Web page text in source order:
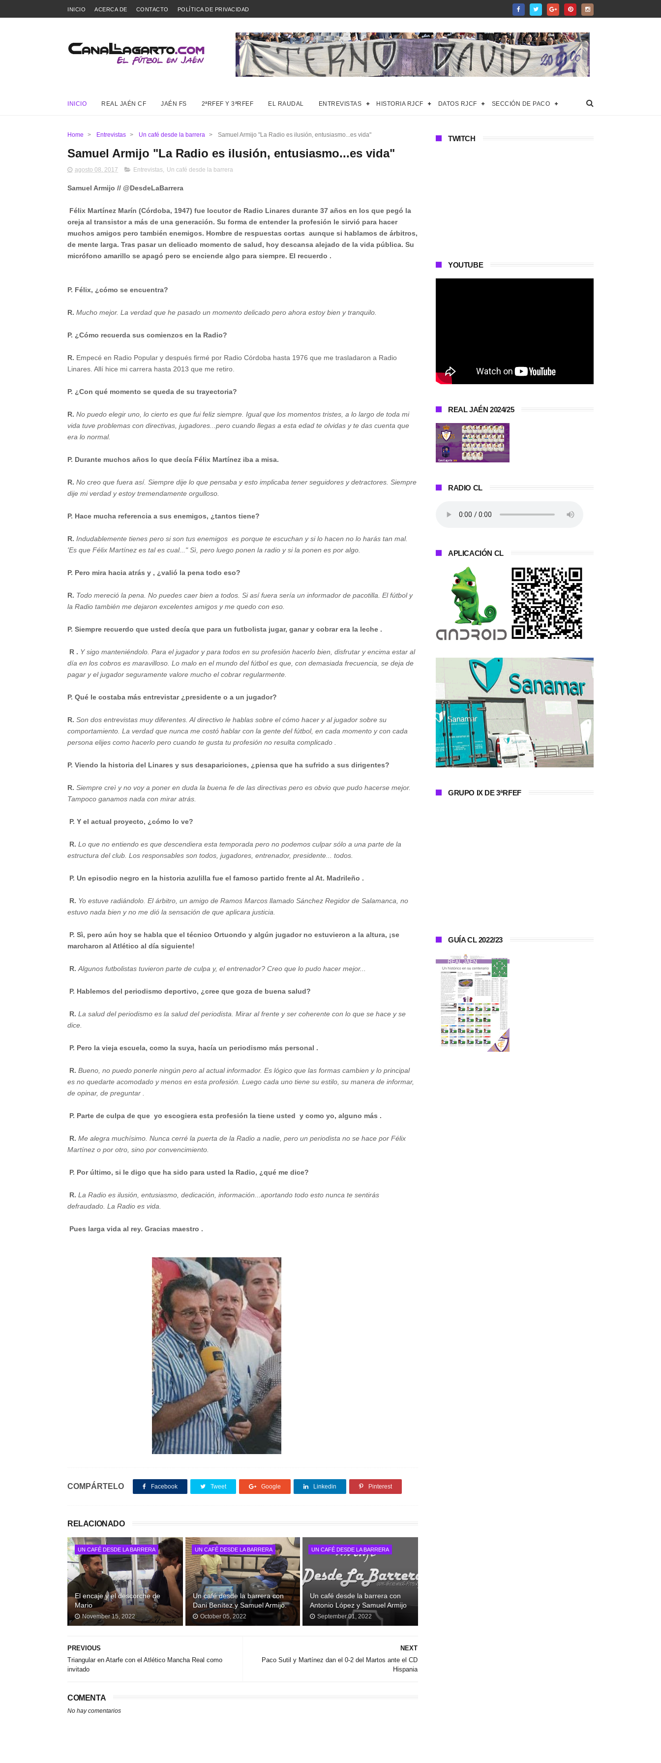
INICIO ACERCA DE CONTACTO POLÍTICA DE PRIVACIDAD
INICIO REAL JAÉN CF JAÉN FS 2ªRFEF Y 3ªRFEF EL RAUDAL ENTREVISTAS HISTORIA RJCF DATOS RJCF SECCIÓN DE PACO
Home > Entrevistas > Un café desde la barrera > Samuel Armijo "La Radio es ilusión, entusiasmo...es vida"
Samuel Armijo "La Radio es ilusión, entusiasmo...es vida"
agosto 08, 2017 Entrevistas, Un café desde la barrera
Samuel Armijo // @DesdeLaBarrera
Félix Martínez Marín (Córdoba, 1947) fue locutor de Radio Linares durante 37 años en los que pegó la
oreja al transistor a más de una generación. Su forma de entender la profesión le sirvió para hacer
muchos amigos pero también enemigos. Hombre de respuestas cortas aunque si hablamos de árbitros,
de mente larga. Tras pasar un delicado momento de salud, hoy descansa alejado de la vida pública. Su
micrófono amarillo se apagó pero se enciende algo para siempre. El recuerdo .
P. Félix, ¿cómo se encuentra?
R. Mucho mejor. La verdad que he pasado un momento delicado pero ahora estoy bien y tranquilo.
P. ¿Cómo recuerda sus comienzos en la Radio?
R. Empecé en Radio Popular y después firmé por Radio Córdoba hasta 1976 que me trasladaron a Radio
Linares. Allí hice mi carrera hasta 2013 que me retiro.
P. ¿Con qué momento se queda de su trayectoria?
R. No puedo elegir uno, lo cierto es que fui feliz siempre. Igual que los momentos tristes, a lo largo de toda mi
vida tuve problemas con directivas, jugadores...pero cuando llegas a esta edad te olvidas y te das cuenta que
era lo normal.
P. Durante muchos años lo que decía Félix Martínez iba a misa.
R. No creo que fuera así. Siempre dije lo que pensaba y esto implicaba tener seguidores y detractores. Siempre
dije mi verdad y estoy tremendamente orgulloso.
P. Hace mucha referencia a sus enemigos, ¿tantos tiene?
R. Indudablemente tienes pero si son tus enemigos es porque te escuchan y si lo hacen no lo harás tan mal.
'Es que Félix Martínez es tal es cual..." Sì, pero luego ponen la radio y si la ponen es por algo.
P. Pero mira hacia atrás y , ¿valió la pena todo eso?
R. Todo mereció la pena. No puedes caer bien a todos. Si así fuera sería un informador de pacotilla. El fútbol y
la Radio también me dejaron excelentes amigos y me quedo con eso.
P. Siempre recuerdo que usted decía que para un futbolista jugar, ganar y cobrar era la leche .
R . Y sigo manteniéndolo. Para el jugador y para todos en su profesión hacerlo bien, disfrutar y encima estar al
día en los cobros es maravilloso. Lo malo en el mundo del fútbol es que, con demasiada frecuencia, se deja de
pagar y el jugador seguramente valore mucho el cobrar regularmente.
P. Qué le costaba más entrevistar ¿presidente o a un jugador?
R. Son dos entrevistas muy diferentes. Al directivo le hablas sobre el cómo hacer y al jugador sobre su
comportamiento. La verdad que nunca me costó hablar con la gente del fútbol, en cada momento y con cada
persona elijes como hacerlo pero cuando te gusta tu profesión no resulta complicado .
P. Viendo la historia del Linares y sus desapariciones, ¿piensa que ha sufrido a sus dirigentes?
R. Siempre creì y no voy a poner en duda la buena fe de las directivas pero es obvio que pudo hacerse mejor.
Tampoco ganamos nada con mirar atrás.
P. Y el actual proyecto, ¿cómo lo ve?
R. Lo que no entiendo es que descendiera esta temporada pero no podemos culpar sólo a una parte de la
estructura del club. Los responsables son todos, jugadores, entrenador, presidente... todos.
P. Un episodio negro en la historia azulilla fue el famoso partido frente al At. Madrileño .
R. Yo estuve radiándolo. El árbitro, un amigo de Ramos Marcos llamado Sánchez Regidor de Salamanca, no
estuvo nada bien y no me dió la sensación de que aplicara justicia.
P. Sì, pero aún hoy se habla que el técnico Ortuondo y algún jugador no estuvieron a la altura, ¡se
marcharon al Atlético al día siguiente!
R. Algunos futbolistas tuvieron parte de culpa y, el entrenador? Creo que lo pudo hacer mejor...
P. Hablemos del periodismo deportivo, ¿cree que goza de buena salud?
R. La salud del periodismo es la salud del periodista. Mirar al frente y ser coherente con lo que se hace y se
dice.
P. Pero la vieja escuela, como la suya, hacía un periodismo más personal .
R. Bueno, no puedo ponerle ningún pero al actual informador. Es lógico que las formas cambien y lo principal
es no quedarte acomodado y menos en esta profesión. Luego cada uno tiene su estilo, su manera de informar,
de opinar, de preguntar .
P. Parte de culpa de que yo escogiera esta profesión la tiene usted y como yo, alguno más .
R. Me alegra muchísimo. Nunca cerré la puerta de la Radio a nadie, pero un periodista no se hace por Félix
Martínez o por otro, sino por convencimiento.
P. Por último, si le digo que ha sido para usted la Radio, ¿qué me dice?
R. La Radio es ilusión, entusiasmo, dedicación, información...aportando todo esto nunca te sentirás
defraudado. La Radio es vida.
Pues larga vida al rey. Gracias maestro .
COMPÁRTELO Facebook Tweet Google Linkedin Pinterest
RELACIONADO
UN CAFÉ DESDE LA BARRERA
El encaje y el descorche de
Mario
November 15, 2022
UN CAFÉ DESDE LA BARRERA
Un café desde la barrera con
Dani Benítez y Samuel Armijo.
October 05, 2022
UN CAFÉ DESDE LA BARRERA
Un café desde la barrera con
Antonio López y Samuel Armijo
September 01, 2022
NEXT
Paco Sutil y Martínez dan el 0-2 del Martos ante el CD
Hispania
PREVIOUS
Triangular en Atarfe con el Atlético Mancha Real como
invitado
COMENTA
No hay comentarios
TWITCH
YOUTUBE
REAL JAÉN 2024/25
RADIO CL
APLICACIÓN CL
GRUPO IX DE 3ªRFEF
GUÍA CL 2022/23